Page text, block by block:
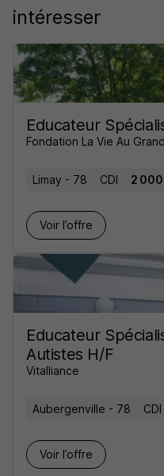
intéresser
Educateur
Fondation La Vie Au
Limay - 78 CDI 2
Voir l’offre
Educateur
Autistes H/F
Vitalliance
Aubergenville - 78 CDI
Voir l’offre